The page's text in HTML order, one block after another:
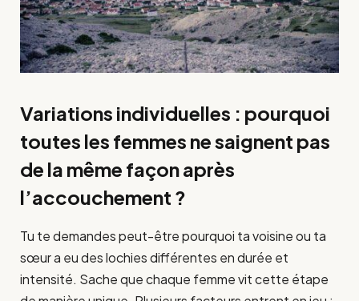
Variations individuelles : pourquoi
toutes les femmes ne saignent pas
de la même façon après
l’accouchement ?
Tu te demandes peut-être pourquoi ta voisine ou ta
sœur a eu des lochies différentes en durée et
intensité. Sache que chaque femme vit cette étape